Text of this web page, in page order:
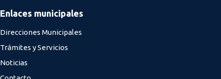
Enlaces municipales
Direcciones Municipales
Trámites y Servicios
Noticias